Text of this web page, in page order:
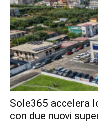
Sole365 accelera
con due nuovi